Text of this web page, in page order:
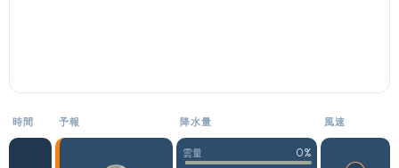
時間 予報 降水量 風速
雲量 0%